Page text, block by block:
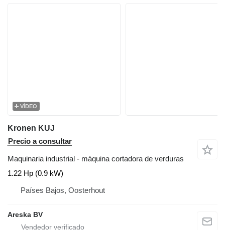
VÍDEO
Kronen KUJ
Precio a consultar
Maquinaria industrial - máquina cortadora de verduras
1.22 Hp (0.9 kW)
Países Bajos, Oosterhout
Areska BV